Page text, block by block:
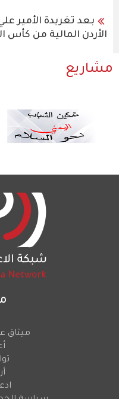
بعد تغريدة الأمير
الأردن المالية من كأس
مشاريع
ميثاق